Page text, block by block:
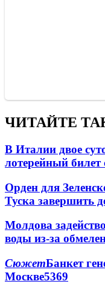
ЧИТАЙТЕ
В Италии двое
лотерейный
Орден для
Туска завершить
Молдова
воды из-за
СюжетБанкет
Москве5369